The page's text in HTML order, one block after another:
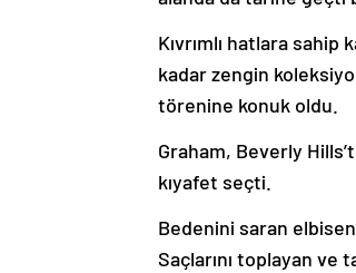
Kıvrımlı hatlara
kadar zengin
törenine konuk oldu.
Graham, Beverly
kıyafet seçti.
Bedenini saran
Saçlarını toplayan ve